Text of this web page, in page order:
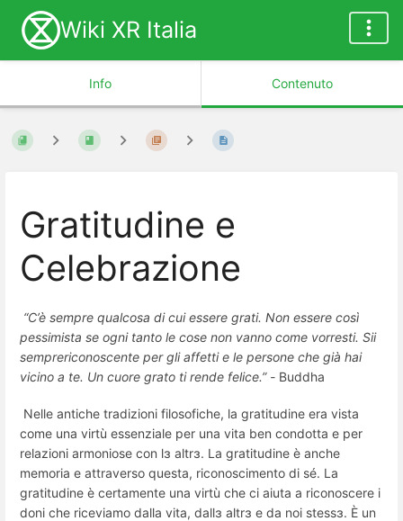
Wiki XR Italia
Info Contenuto
Gratitudine e
Celebrazione
“C’è sempre qualcosa di cui essere grati. Non essere così
pessimista se ogni tanto le cose non vanno come vorresti. Sii
semprericonoscente per gli affetti e le persone che già hai
vicino a te. Un cuore grato ti rende felice.” - Buddha
Nelle antiche tradizioni filosofiche, la gratitudine era vista
come una virtù essenziale per una vita ben condotta e per
relazioni armoniose con lɜ altrɜ. La gratitudine è anche
memoria e attraverso questa, riconoscimento di sé. La
gratitudine è certamente una virtù che ci aiuta a riconoscere i
doni che riceviamo dalla vita, dallɜ altrɜ e da noi stessɜ. È un